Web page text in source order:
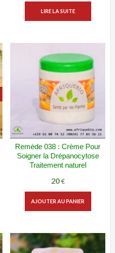
LIRE LA SUITE
VUE RAPIDE
ADD WISHLIST
Remède 038 : Crème Pour
Soigner la Drépanocytose
Traitement naturel
20€
AJOUTER AU PANIER